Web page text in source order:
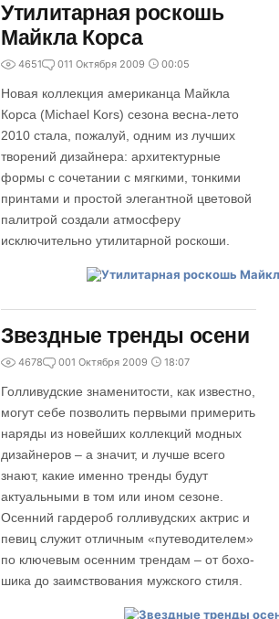
Утилитарная роскошь
Майкла Корса
4651 011 Октября 2009 00:05
Новая коллекция американца Майкла
Корса (Michael Kors) сезона весна-лето
2010 стала, пожалуй, одним из лучших
творений дизайнера: архитектурные
формы с сочетании с мягкими, тонкими
принтами и простой элегантной цветовой
палитрой создали атмосферу
исключительно утилитарной роскоши.
Звездные тренды осени
4678 001 Октября 2009 18:07
Голливудские знаменитости, как известно,
могут себе позволить первыми примерить
наряды из новейших коллекций модных
дизайнеров – а значит, и лучше всего
знают, какие именно тренды будут
актуальными в том или ином сезоне.
Осенний гардероб голливудских актрис и
певиц служит отличным «путеводителем»
по ключевым осенним трендам – от бохо-
шика до заимствования мужского стиля.